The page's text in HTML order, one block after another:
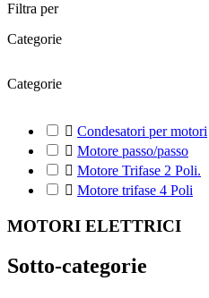
Filtra per
Categorie
Categorie
 Condesatori per motori
 Motore passo/passo
 Motore Trifase 2 Poli.
 Motore trifase 4 Poli
MOTORI ELETTRICI
Sotto-categorie